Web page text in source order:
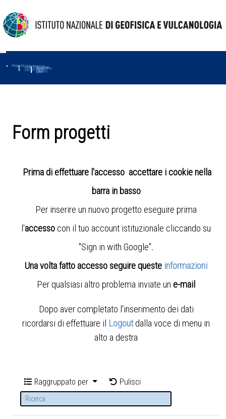
Progetti
Progetti Dipartimentali
AmbienteAmused
Macmap
Tropomag
TerremotiFurther
Muse
Vulcani First
Impact
Love-cf
Uno
Form progetti
Prima di effettuare l'accesso accettare i cookie nella
barra in basso
Per inserire un nuovo progetto eseguire prima
l'accesso con il tuo account istituzionale cliccando su
"Sign in with Google".
Una volta fatto accesso seguire queste informazioni
Per qualsiasi altro problema inviate un e-mail
Dopo aver completato l'inserimento dei dati
ricordarsi di effettuare il Logout dalla voce di menu in
alto a destra
Raggruppato per Pulisci